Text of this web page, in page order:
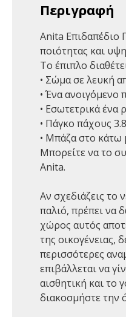
Περιγραφή
Anita Επιδαπέδιο
ποιότητας και
Το έπιπλο
• Σώμα σε λευκή
• Ένα
• Εσωτετρικά ένα
• Πάγκο πάχους
• Μπάζα στο κάτω
Μπορείτε να το
Anita.
Αν σχεδιάζεις το
παλιό, πρέπει να
χώρος αυτός
της οικογένειας,
περισσότερες
επιβάλλεται να
αισθητική και το
διακοσμήστε την